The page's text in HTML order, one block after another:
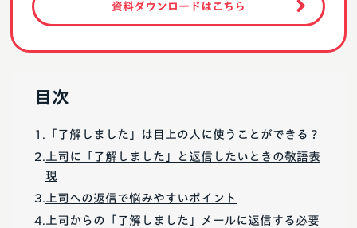
資料ダウンロードはこちら
目次
「了解しました」は目上の人に使うことができる？
上司に「了解しました」と返信したいときの敬語表
現
上司への返信で悩みやすいポイント
上司からの「了解しました」メールに返信する必要